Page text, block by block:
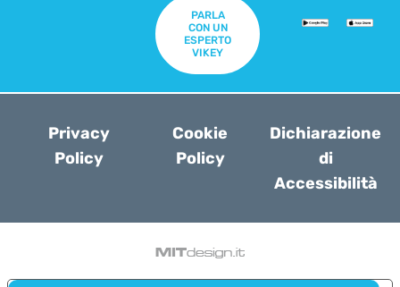
PARLA
CON UN
ESPERTO
VIKEY
Privacy
Policy
Cookie
Policy
Dichiarazione
di
Accessibilità